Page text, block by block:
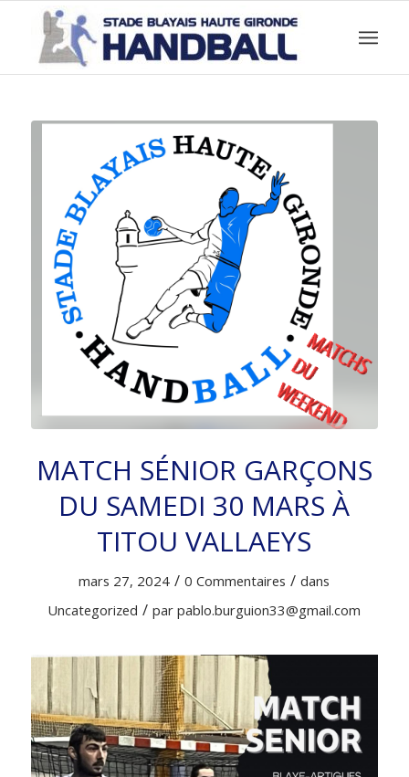
MATCH SÉNIOR GARÇONS
DU SAMEDI 30 MARS À
TITOU VALLAEYS
mars 27, 2024 / 0 Commentaires / dans
Uncategorized / parpablo.burguion33@gmail.com